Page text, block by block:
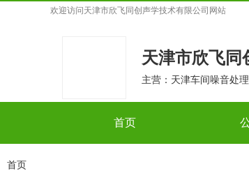
欢迎访问 天津市欣飞同创声学技术有限公司 网站
天津市欣飞同
主营：天津车间噪音处
首页
首页